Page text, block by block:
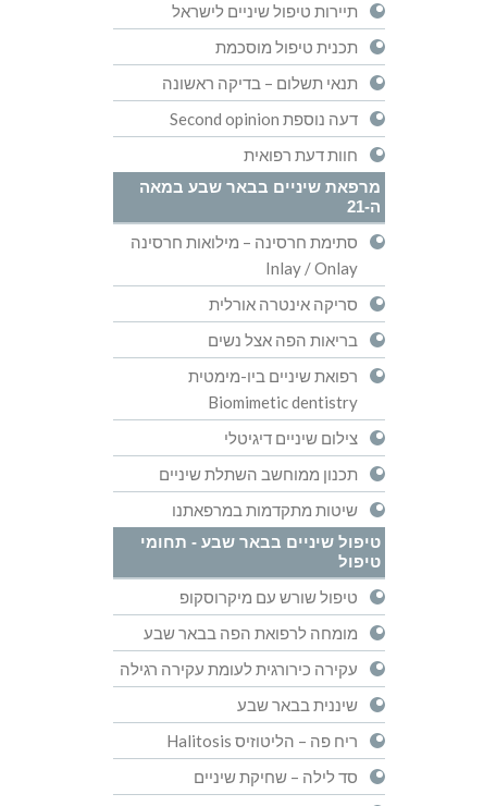
תיירות טיפול שיניים לישראל
תכנית טיפול מוסכמת
תנאי תשלום – בדיקה ראשונה
דעה נוספת Second opinion
חוות דעת רפואית
מרפאת שיניים בבאר שבע במאה
ה-21
סתימת חרסינה – מילואות חרסינה
Inlay / Onlay
סריקה אינטרה אורלית
בריאות הפה אצל נשים
רפואת שיניים ביו-מימטית
Biomimetic dentistry
צילום שיניים דיגיטלי
תכנון ממוחשב השתלת שיניים
שיטות מתקדמות במרפאתנו
טיפול שיניים בבאר שבע - תחומי
טיפול
טיפול שורש עם מיקרוסקופ
מומחה לרפואת הפה בבאר שבע
עקירה כירורגית לעומת עקירה רגילה
שיננית בבאר שבע
ריח פה – הליטוזיס Halitosis
סד לילה – שחיקת שיניים